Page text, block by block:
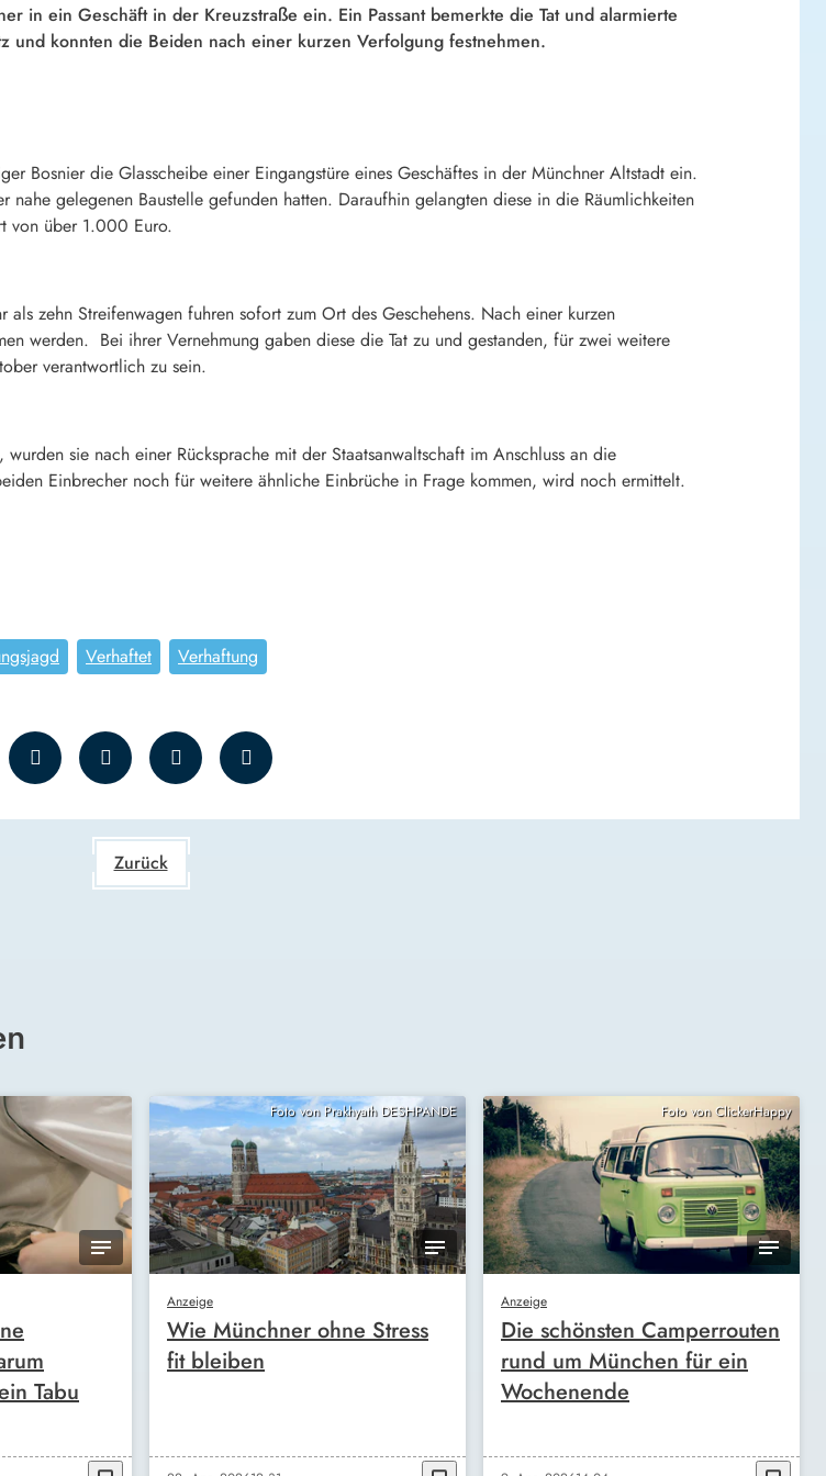
in ein Geschäft in der Kreuzstraße ein. Ein Passant bemerkte die Tat und alarmierte
und konnten die Beiden nach einer kurzen Verfolgung festnehmen.
Bosnier die Glasscheibe einer Eingangstüre eines Geschäftes in der Münchner Altstadt ein.
nahe gelegenen Baustelle gefunden hatten. Daraufhin gelangten diese in die Räumlichkeiten
von über 1.000 Euro.
zehn Streifenwagen fuhren sofort zum Ort des Geschehens. Nach einer kurzen
werden. Bei ihrer Vernehmung gaben diese die Tat zu und gestanden, für zwei weitere
verantwortlich zu sein.
sie nach einer Rücksprache mit der Staatsanwaltschaft im Anschluss an die
Einbrecher noch für weitere ähnliche Einbrüche in Frage kommen, wird noch ermittelt.
Verhaftet Verhaftung
Zurück
Tabu
Foto von Prakhyath DESHPANDE
Anzeige
Wie Münchner ohne Stress
fit bleiben
Foto von ClickerHappy
Anzeige
Die schönsten Camperrouten
rund um München für ein
Wochenende